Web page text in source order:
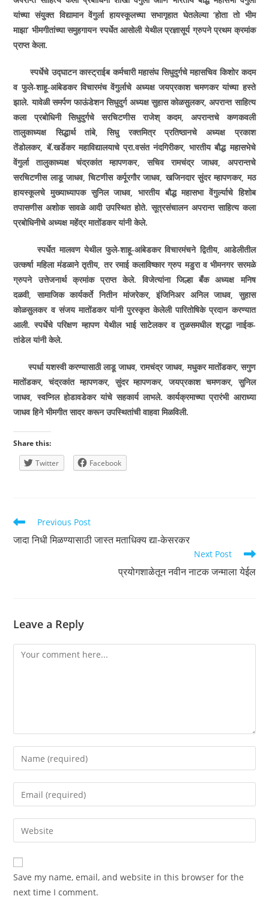
यांच्या संयुक्त विद्यामान वेंगुर्ला हायस्कूलच्या सभागृहात घेतलेल्या‘होता तो भीम
माझा‘ भीमगीतांच्या समुहगायन स्पर्धेत आसोली येथील प्रज्ञासूर्य ग्रुपने प्रथम क्रमांक
प्राप्त केला.
स्पर्धेचे उद्घाटन कास्ट्राईब कर्मचारी महासंघ सिधुदुर्गचे महासचिव किशोर कदम
व फुले-शाहू-आंबेडकर विचारमंच वेंगुर्लाचे अध्यक्ष जयप्रकाश चमणकर यांच्या हस्ते
झाले. यावेळी समर्पण फाऊंडेशन सिधुदुर्ग अध्यक्ष सुहास कोळसुलकर,अपरान्त साहित्य
कला प्रबोधिनी सिधुदुर्गचे सरचिटणीस राजेश् कदम,अपरान्तचे कणकवली
तालुकाध्यक्ष सिद्धार्थ तांबे,सिधु रक्तमित्र प्रतिष्ठानचे अध्यक्ष प्रकाश
तेंडोलकर,बॅ.खर्डेकर महाविद्यालयाचे प्रा.वसंत नंदगिरीकर,भारतीय बौद्ध महासभेचे
वेंगुर्ला तालुकाध्यक्ष चंद्रकांत म्हापणकर,सचिव रामचंद्र जाधव, अपरान्तचे
सरचिटणीस लाडू जाधव,चिटणीस कर्पूरगौर जाधव,खजिनदार सुंदर म्हापणकर,मठ
हायस्कूलचे मुख्याध्यापक सुनिल जाधव,भारतीय बौद्ध महासभा वेंगुर्ल्याचे हिशोब
तपासणीस अशोक सावळे आदी उपस्थित होते. सूत्रसंचालन अपरान्त साहित्य कला
प्रबोधिनीचे अध्यक्ष महेंद्र मातोंडकर यांनी केले.
स्पर्धेत मालवण येथील फुले-शाहू-आंबेडकर विचारमंचने द्वितीय, आडेलीतील
उत्कर्षा महिला मंडळाने तृतीय,तर रमाई कलाविष्कार ग्रुप मडुरा व भीमनगर सरमळे
ग्रुपने उत्तेजनार्थ क्रमांक प्राप्त केले. विजेत्यांना जिल्हा बँक अध्यक्ष मनिष
दळवी,सामाजिक कार्यकर्ते नितीन मांजरेकर,इंजिनिअर अनिल जाधव,सुहास
कोळसुलकर व संजय मातोंडकर यांनी पुरस्कृत केलेली पारितोषिके प्रदान करण्यात
आली. स्पर्धेचे परिक्षण म्हापण येथील भाई साटेलकर व तुळसमधील श्रद्धा नाईक-
तांडेल यांनी केले.
स्पर्धा यशस्वी करण्यासाठी लाडू जाधव,रामचंद्र जाधव,मधुकर मातोंडकर,सगुण
मातोंडकर,चंद्रकांत म्हापणकर,सुंदर म्हापणकर,जयप्रकाश चमणकर,सुनिल
जाधव,स्वप्निल होडावडेकर यांचे सहकार्य लाभले. कार्यक्रमाच्या प्रारंभी आराध्या
जाधव हिने भीमगीत सादर करून उपस्थितांची वाहवा मिळविली.
Share this:
Twitter
Facebook
Read
more
articles
Previous Post
जादा निधी मिळण्यासाठी जास्त मताधिक्य द्या-केसरकर
Next Post
प्रयोगशाळेतून नवीन नाटक जन्माला येईल
Leave a Reply
Comment
Enter
your
name
comment
Enter
your
email
address
comment
Enter
your
website
URL
(optional)
Save my name, email, and website in this browser for the
next time I comment.